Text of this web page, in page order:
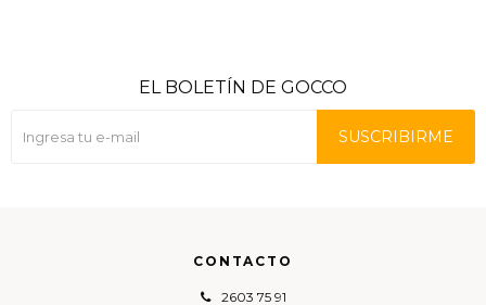
CONTACTO
2603 75 91
EL BOLETÍN DE GOCCO
SUSCRIBIRME